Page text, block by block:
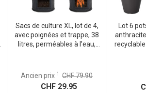
Sacs de culture XL, lot de 4,
avec poignées et trappe, 38
litres, perméables à l’eau,
plus
Ancien prix 1 CHF 79.90
CHF 29.95
Lot 6
recyclable